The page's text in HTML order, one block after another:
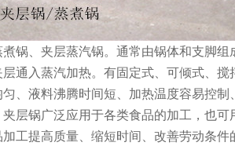
锅、夹层蒸汽锅。通常由锅体和支脚
通入蒸汽加热。有固定式、可倾式、
、液料沸腾时间短、加热温度容易控
层锅广泛应用于各类食品的加工，也
工提高质量、缩短时间、改善劳动条件